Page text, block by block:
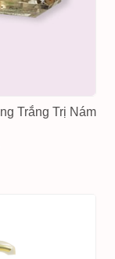
Trắng Trị Nám